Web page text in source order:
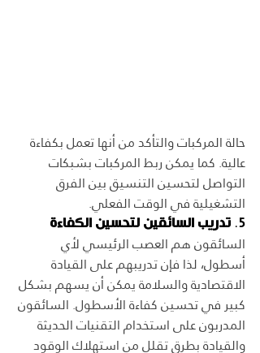
حالة المركبات والتأكد من أنها تعمل بكفاءة
عالية. كما يمكن ربط المركبات بشبكات
التواصل لتحسين التنسيق بين الفرق
التشغيلية في الوقت الفعلي.
5. تدريب السائقين لتحسين الكفاءة
السائقون هم العصب الرئيسي لأي
أسطول، لذا فإن تدريبهم على القيادة
الاقتصادية والسلامة يمكن أن يسهم بشكل
كبير في تحسين كفاءة الأسطول. السائقون
المدربون على استخدام التقنيات الحديثة
والقيادة بطرق تقلل من استهلاك الوقود